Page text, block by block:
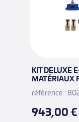
KIT DELUXE
MATÉRIAUX
référence :
943,00 €